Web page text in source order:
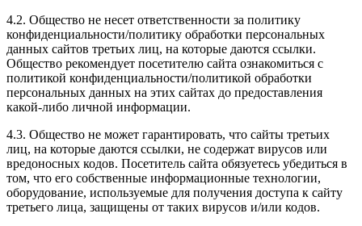
4.2. Общество не несет ответственности за политику
конфиденциальности/политику обработки персональных
данных сайтов третьих лиц, на которые даются ссылки.
Общество рекомендует посетителю сайта ознакомиться с
политикой конфиденциальности/политикой обработки
персональных данных на этих сайтах до предоставления
какой-либо личной информации.
4.3. Общество не может гарантировать, что сайты третьих
лиц, на которые даются ссылки, не содержат вирусов или
вредоносных кодов. Посетитель сайта обязуетесь убедиться в
том, что его собственные информационные технологии,
оборудование, используемые для получения доступа к сайту
третьего лица, защищены от таких вирусов и/или кодов.